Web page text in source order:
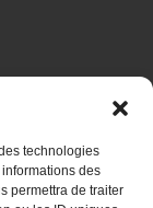
technologies
des
permettra de traiter